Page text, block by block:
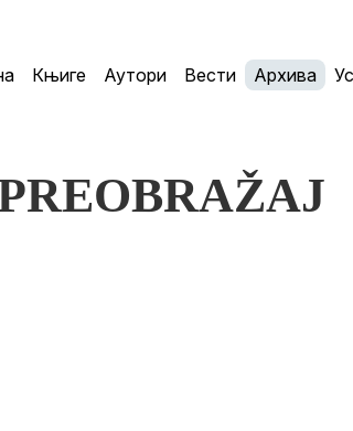
Књиге Аутори Вести Архива